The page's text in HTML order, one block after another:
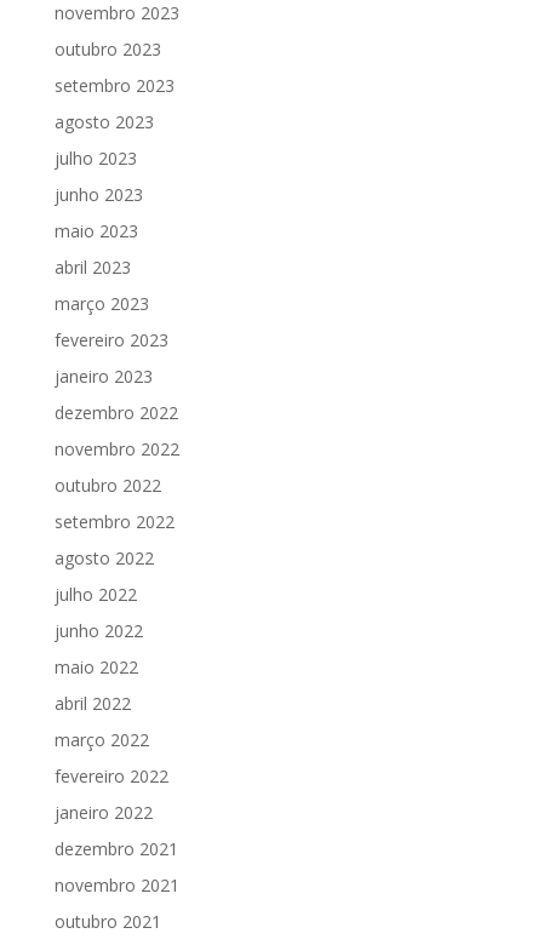
novembro 2023
outubro 2023
setembro 2023
agosto 2023
julho 2023
junho 2023
maio 2023
abril 2023
março 2023
fevereiro 2023
janeiro 2023
dezembro 2022
novembro 2022
outubro 2022
setembro 2022
agosto 2022
julho 2022
junho 2022
maio 2022
abril 2022
março 2022
fevereiro 2022
janeiro 2022
dezembro 2021
novembro 2021
outubro 2021